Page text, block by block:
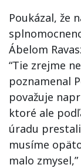
Poukázal, že
Ábelom
“Tie zrejme
poznamenal
považuje
ktoré ale
úradu
musíme
malo